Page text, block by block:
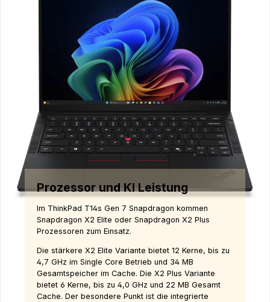
Prozessor und KI Leistung
Im ThinkPad T14s Gen 7 Snapdragon kommen
Snapdragon X2 Elite oder Snapdragon X2 Plus
Prozessoren zum Einsatz.
Die stärkere X2 Elite Variante bietet 12 Kerne, bis zu
4,7 GHz im Single Core Betrieb und 34 MB
Gesamtspeicher im Cache. Die X2 Plus Variante
bietet 6 Kerne, bis zu 4,0 GHz und 22 MB Gesamt
Cache. Der besondere Punkt ist die integrierte